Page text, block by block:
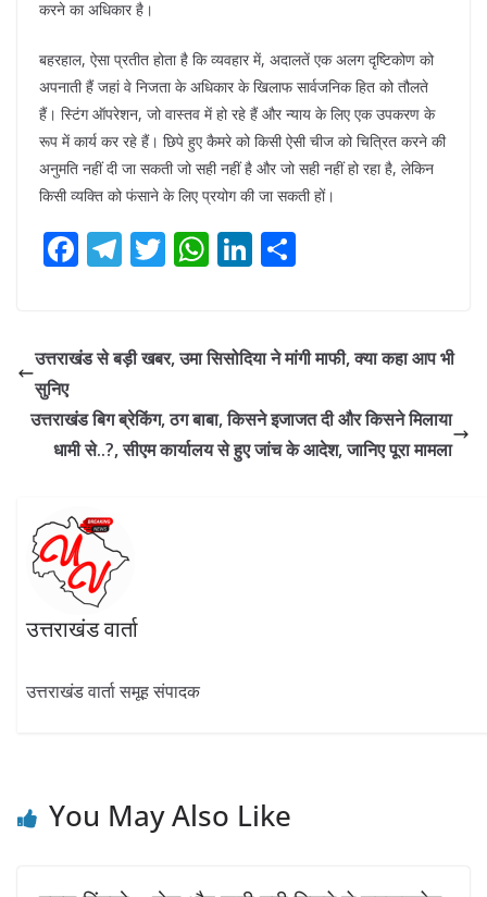
करने का अधिकार है।
बहरहाल, ऐसा प्रतीत होता है कि व्यवहार में, अदालतें एक अलग दृष्टिकोण को
अपनाती हैं जहां वे निजता के अधिकार के खिलाफ सार्वजनिक हित को तौलते
हैं। स्टिंग ऑपरेशन, जो वास्तव में हो रहे हैं और न्याय के लिए एक उपकरण के
रूप में कार्य कर रहे हैं। छिपे हुए कैमरे को किसी ऐसी चीज को चित्रित करने की
अनुमति नहीं दी जा सकती जो सही नहीं है और जो सही नहीं हो रहा है, लेकिन
किसी व्यक्ति को फंसाने के लिए प्रयोग की जा सकती हों।
F
b
o
k
T
gr
m
T
er
W
s
p
p
Li
e
n
e
उत्तराखंड से बड़ी खबर, उमा सिसोदिया ने मांगी माफी, क्या कहा आप भी
सुनिए
उत्तराखंड बिग ब्रेकिंग, ठग बाबा, किसने इजाजत दी और किसने मिलाया
धामी से..?, सीएम कार्यालय से हुए जांच के आदेश, जानिए पूरा मामला
उत्तराखंड वार्ता
उत्तराखंड वार्ता समूह संपादक
You May Also Like